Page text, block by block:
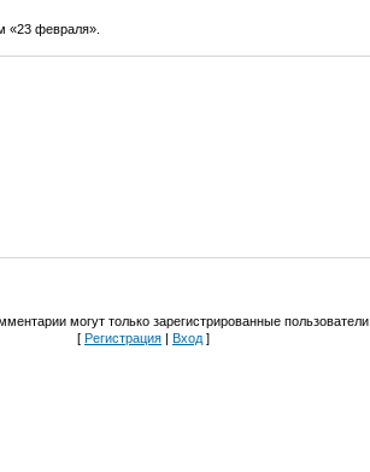
«23 февраля».
могут только зарегистрированные пользователи.
[ Регистрация | Вход ]